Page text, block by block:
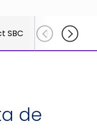
Read More
Read More
partners
and
SBC Productos
de